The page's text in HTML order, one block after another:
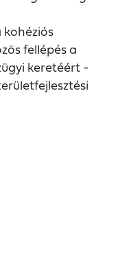
fellépés a
keretéért -